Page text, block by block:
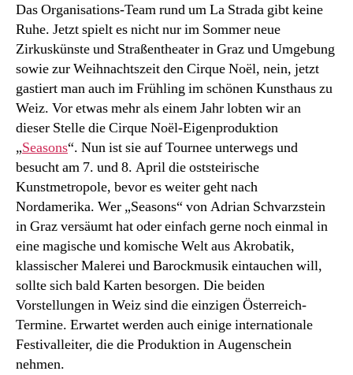
Das Organisations-Team rund um La Strada gibt keine
Ruhe. Jetzt spielt es nicht nur im Sommer neue
Zirkuskünste und Straßentheater in Graz und Umgebung
sowie zur Weihnachtszeit den Cirque Noël, nein, jetzt
gastiert man auch im Frühling im schönen Kunsthaus zu
Weiz. Vor etwas mehr als einem Jahr lobten wir an
dieser Stelle die Cirque Noël-Eigenproduktion
„Seasons“. Nun ist sie auf Tournee unterwegs und
besucht am 7. und 8. April die oststeirische
Kunstmetropole, bevor es weiter geht nach
Nordamerika. Wer „Seasons“ von Adrian Schvarzstein
in Graz versäumt hat oder einfach gerne noch einmal in
eine magische und komische Welt aus Akrobatik,
klassischer Malerei und Barockmusik eintauchen will,
sollte sich bald Karten besorgen. Die beiden
Vorstellungen in Weiz sind die einzigen Österreich-
Termine. Erwartet werden auch einige internationale
Festivalleiter, die die Produktion in Augenschein
nehmen.